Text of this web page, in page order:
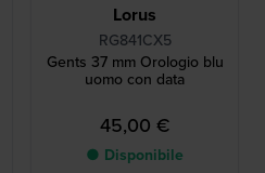
Lorus
RG841CX5
Gents 37 mm Orologio blu
uomo con data
45,00 €
● Disponibile